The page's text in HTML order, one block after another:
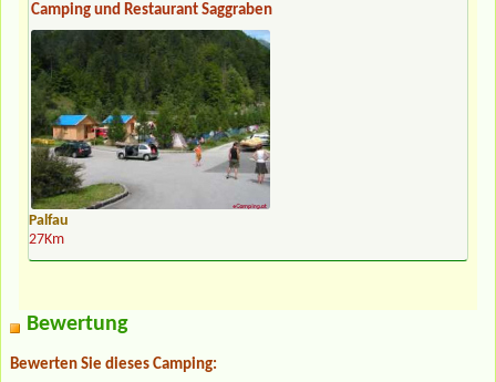
Camping und Restaurant Saggraben
Palfau
27Km
Bewertung
Bewerten Sie dieses Camping: